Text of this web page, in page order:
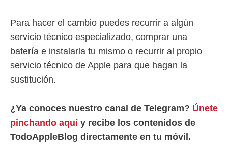
Para hacer el cambio puedes recurrir a algún
servicio técnico especializado, comprar una
batería e instalarla tu mismo o recurrir al propio
servicio técnico de Apple para que hagan la
sustitución.
¿Ya conoces nuestro canal de Telegram? Únete
pinchando aquíy recibe los contenidos de
TodoAppleBlog directamente en tu móvil.